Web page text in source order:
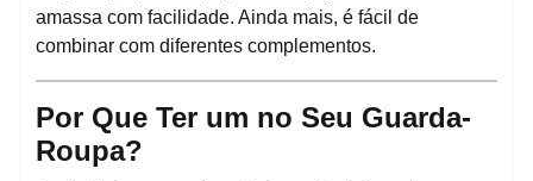
amassa com facilidade. Ainda mais, é fácil de
combinar com diferentes complementos.
Por Que Ter um no Seu Guarda-
Roupa?